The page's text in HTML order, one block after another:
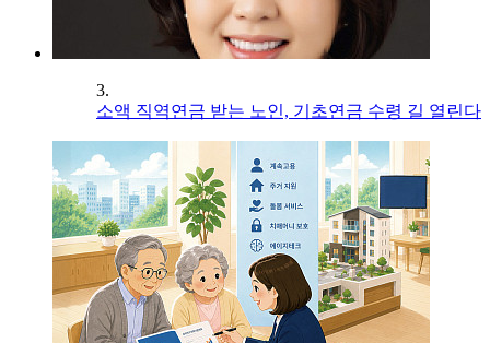
3.
소액 직역연금 받는 노인, 기초연금 수령 길 열린다